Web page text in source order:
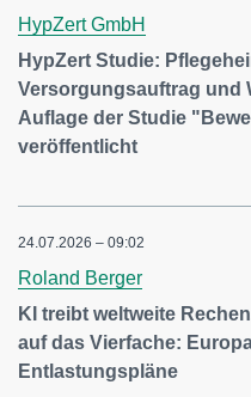
HypZert GmbH
HypZert Studie:
Versorgungsauftrag und
Auflage der Studie
veröffentlicht
24.07.2026 – 09:02
Roland Berger
KI treibt weltweite
auf das Vierfache:
Entlastungspläne